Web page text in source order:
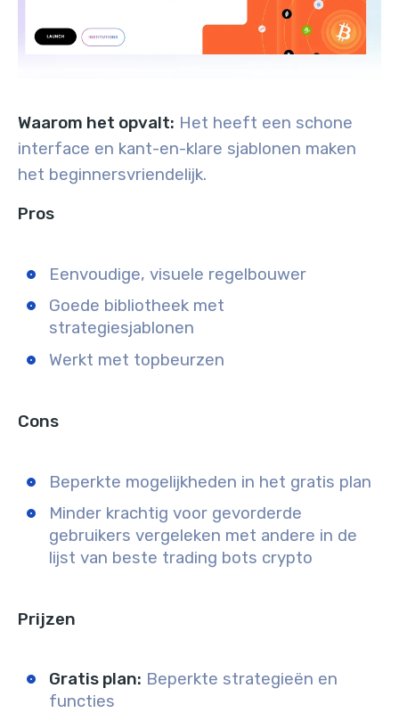
Waarom het opvalt: Het heeft een schone
interface en kant-en-klare sjablonen maken
het beginnersvriendelijk.
Pros
Eenvoudige, visuele regelbouwer
Goede bibliotheek met
strategiesjablonen
Werkt met topbeurzen
Cons
Beperkte mogelijkheden in het gratis plan
Minder krachtig voor gevorderde
gebruikers vergeleken met andere in de
lijst van beste trading bots crypto
Prijzen
Gratis plan: Beperkte strategieën en
functies